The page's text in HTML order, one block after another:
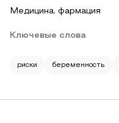
Медицина, фармация
Ключевые слова
риски беременность